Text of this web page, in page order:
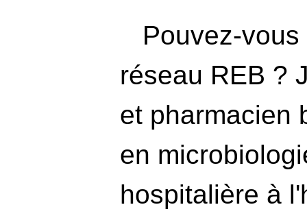
Pouvez-vous
réseau REB ?
et pharmacien
en
hospitalière à